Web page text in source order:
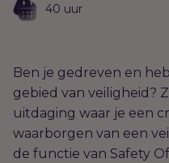
40 uur
Ben je gedreven en
gebied van veiligheid?
uitdaging waar je een
waarborgen van een
de functie van Safety